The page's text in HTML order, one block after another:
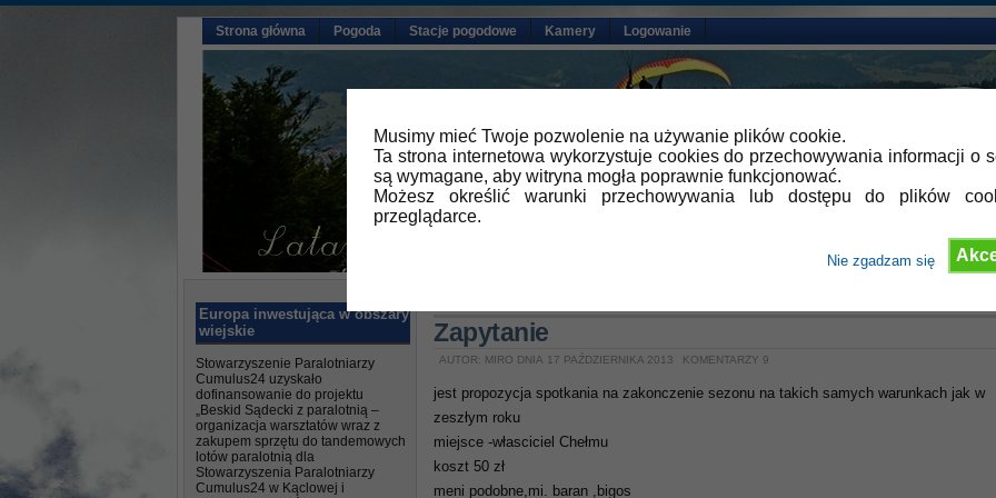
Musimy mieć Twoje pozwolenie na używanie plików cookie.
Ta strona internetowa wykorzystuje cookies do przechowywania informacji o
są wymagane, aby witryna mogła poprawnie funkcjonować.
Możesz określić warunki przechowywania lub dostępu do plików
przeglądarce.
Nie zgadzam się
Strona główna Pogoda Stacje pogodowe Kamery Logowanie
Europa inwestująca w obszary
wiejskie
Stowarzyszenie Paralotniarzy
Cumulus24 uzyskało
dofinansowanie do projektu
„Beskid Sądecki z paralotnią –
organizacja warsztatów wraz z
zakupem sprzętu do tandemowych
lotów paralotnią dla
Stowarzyszenia Paralotniarzy
Cumulus24 w Kąclowej i
Zapytanie
AUTOR: MIRO DNIA 17 PAŹDZIERNIKA 2013 KOMENTARZY 9
jest propozycja spotkania na zakonczenie sezonu na takich samych warunkach jak w
zeszłym roku
miejsce -własciciel Chełmu
koszt 50 zł
meni podobne,mi. baran ,bigos